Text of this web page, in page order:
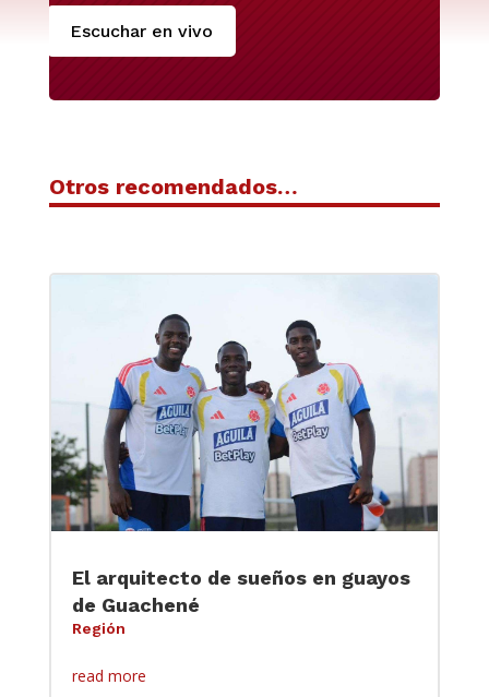
Escuchar en vivo
Otros recomendados…
El arquitecto de sueños en guayos
de Guachené
Región
read more